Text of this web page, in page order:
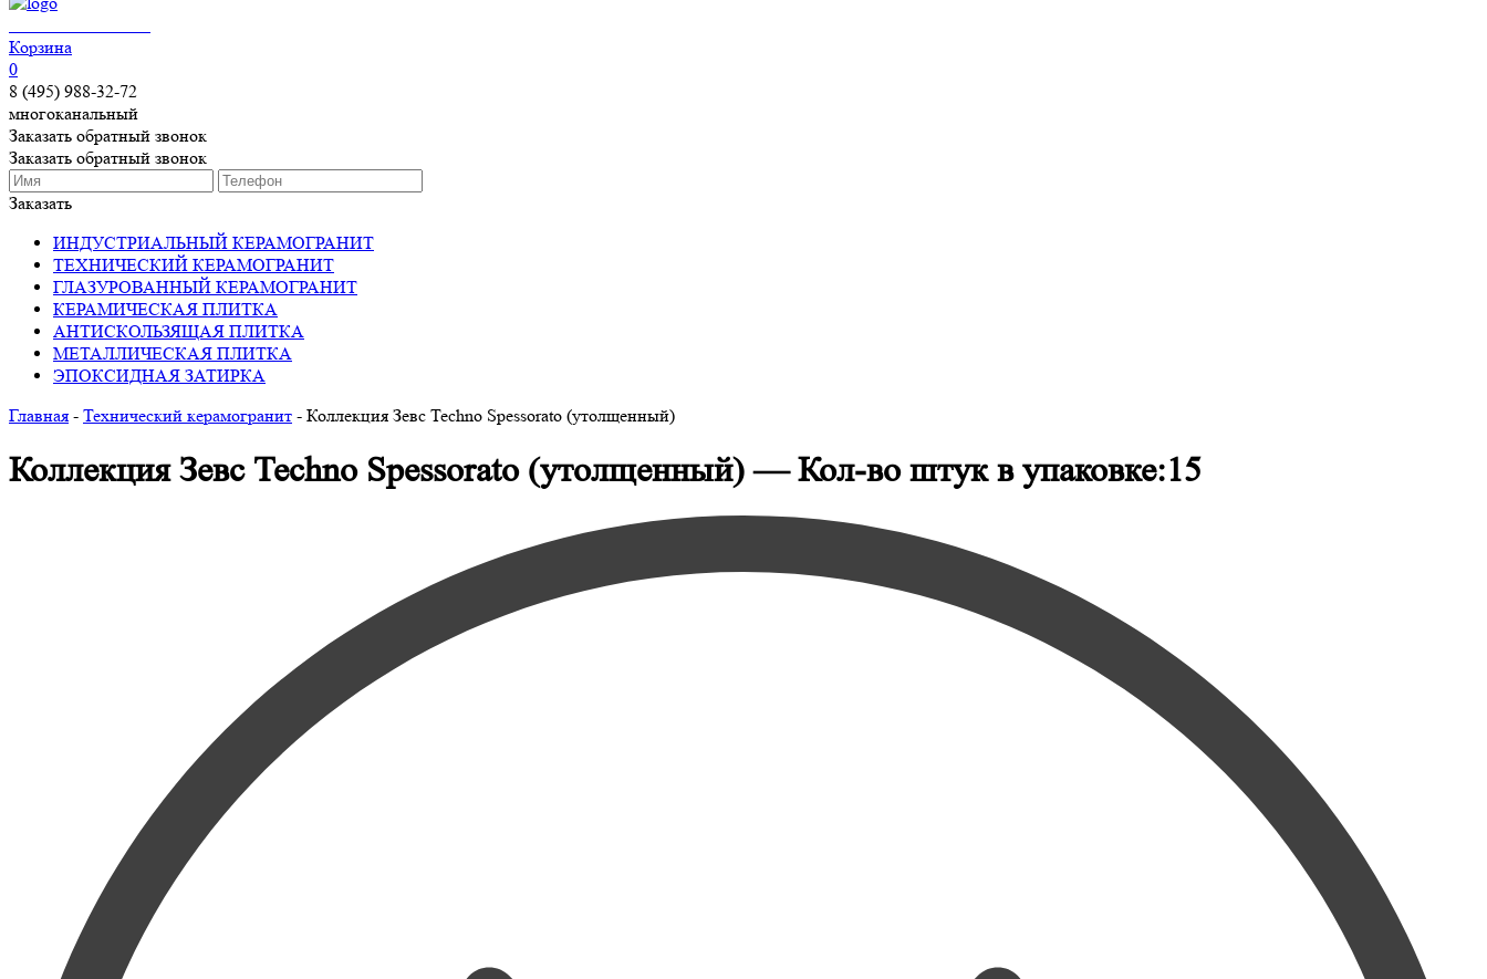
Корзина
0
8 (495) 988-32-72
многоканальный
Заказать обратный звонок
Заказать обратный звонок
Заказать
ИНДУСТРИАЛЬНЫЙ КЕРАМОГРАНИТ
ТЕХНИЧЕСКИЙ КЕРАМОГРАНИТ
ГЛАЗУРОВАННЫЙ КЕРАМОГРАНИТ
КЕРАМИЧЕСКАЯ ПЛИТКА
АНТИСКОЛЬЗЯЩАЯ ПЛИТКА
МЕТАЛЛИЧЕСКАЯ ПЛИТКА
ЭПОКСИДНАЯ ЗАТИРКА
Главная - Технический керамогранит - Коллекция Зевс Techno Spessorato (утолщенный)
Коллекция Зевс Techno Spessorato (утолщенный) — Кол-во штук в упаковке:15